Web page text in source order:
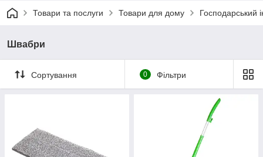
Товари та послуги Товари для дому Господарський
Швабри
Сортування 0 Фільтри